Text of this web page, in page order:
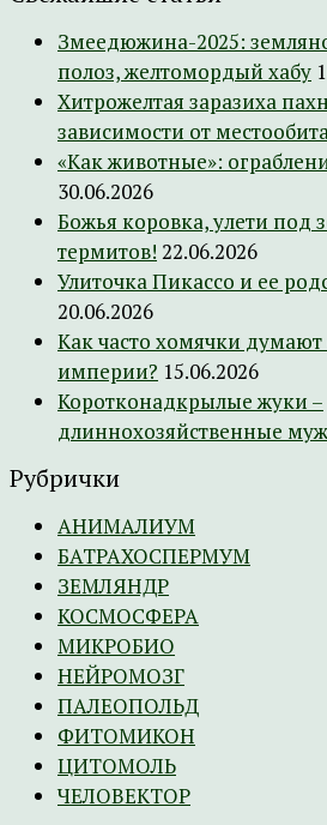
Змеедюжина-2025:
полоз, желтомордый хабу
Хитрожелтая заразиха
зависимости от
«Как животные»:
30.06.2026
Божья коровка, улети под
термитов! 22.06.2026
Улиточка Пикассо и ее
20.06.2026
Как часто хомячки
империи? 15.06.2026
Коротконадкрылые жуки –
длиннохозяйственные
Рубрички
АНИМАЛИУМ
БАТРАХОСПЕРМУМ
ЗЕМЛЯНДР
КОСМОСФЕРА
МИКРОБИО
НЕЙРОМОЗГ
ПАЛЕОПОЛЬД
ФИТОМИКОН
ЦИТОМОЛЬ
ЧЕЛОВЕКТОР